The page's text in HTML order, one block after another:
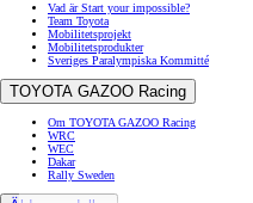
Vad är Start your impossible?
Team Toyota
Mobilitetsprojekt
Mobilitetsprodukter
Sveriges Paralympiska Kommitté
TOYOTA GAZOO Racing
Om TOYOTA GAZOO Racing
WRC
WEC
Dakar
Rally Sweden